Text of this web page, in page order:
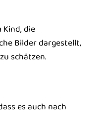
die
Bilder dargestellt,
schätzen.
es auch nach